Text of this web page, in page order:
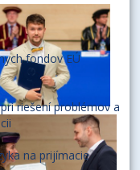
fondov EÚ
riešení problémov a
na prijímacie